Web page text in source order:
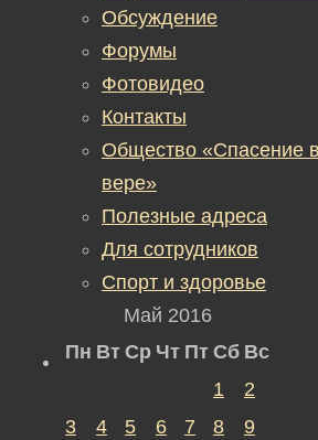
Обсуждение
Форумы
Фотовидео
Контакты
Общество «Спасение в
вере»
Полезные адреса
Для сотрудников
Спорт и здоровье
Май 2016
Пн Вт Ср Чт Пт Сб Вс
1
2
3
4 5 6 7 8
9